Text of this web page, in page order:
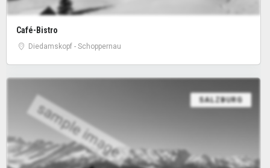
Café-Bistro
Diedamskopf - Schoppernau
sample image
SALZBURG